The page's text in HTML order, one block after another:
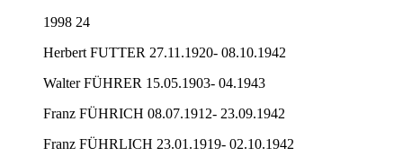
1998 24
Herbert FUTTER 27.11.1920- 08.10.1942
Walter FÜHRER 15.05.1903- 04.1943
Franz FÜHRICH 08.07.1912- 23.09.1942
Franz FÜHRLICH 23.01.1919- 02.10.1942